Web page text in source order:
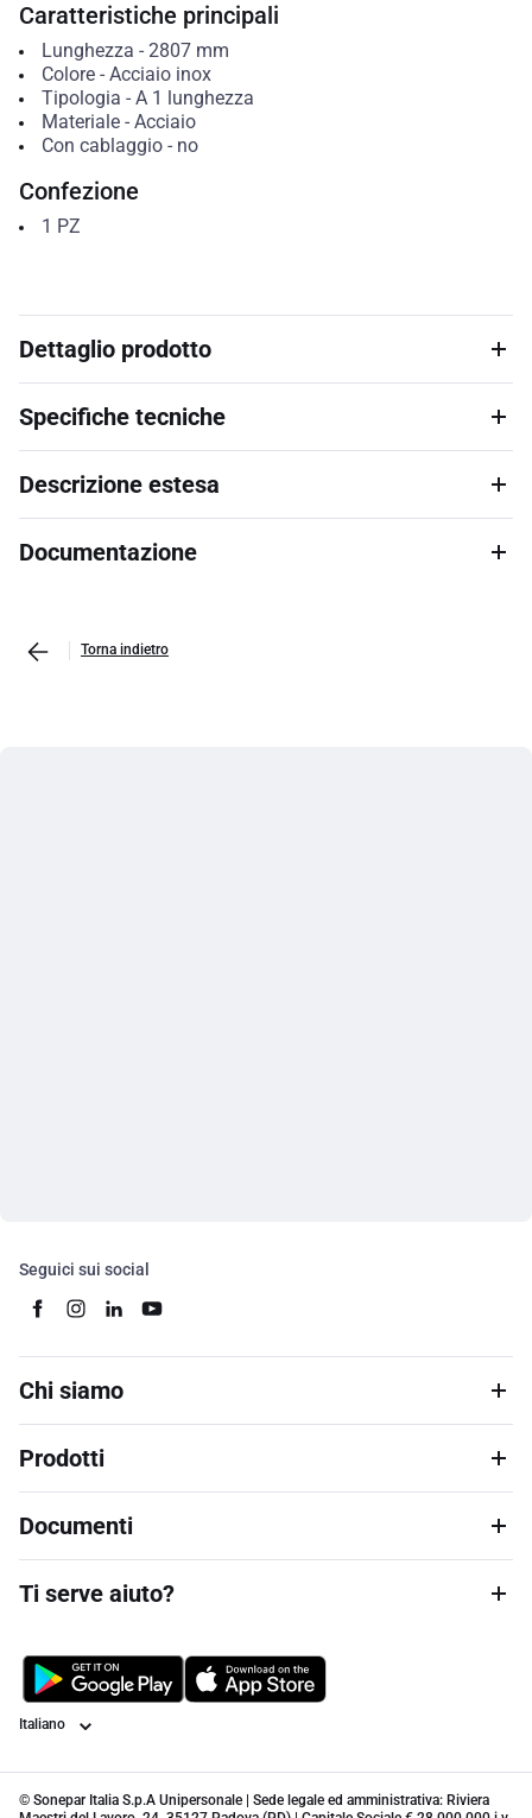
Caratteristiche principali
Lunghezza - 2807 mm
Colore- Acciaio inox
Tipologia - A 1 lunghezza
Materiale- Acciaio
Con cablaggio- no
Confezione
1 PZ
Dettaglio prodotto
Specifiche tecniche
Descrizione estesa
Documentazione
Torna indietro
Seguici sui social
Chi siamo
Prodotti
Documenti
Ti serve aiuto?
Lingua
© Sonepar Italia S.p.A Unipersonale | Sede legale ed amministrativa: Riviera